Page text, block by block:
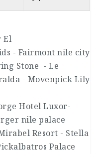
El
- Fairmont nile city
Stone - Le
- Movenpick Lily
Hotel Luxor-
nile palace
Resort - Stella
Palace